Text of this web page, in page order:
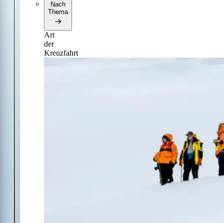
Nach
Thema
Art
der
Kreuzfahrt